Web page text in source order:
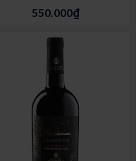
550.000₫